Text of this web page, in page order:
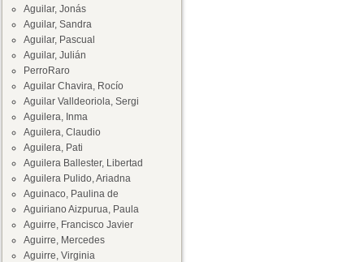
Aguilar, Jonás
Aguilar, Sandra
Aguilar, Pascual
Aguilar, Julián
PerroRaro
Aguilar Chavira, Rocío
Aguilar Valldeoriola, Sergi
Aguilera, Inma
Aguilera, Claudio
Aguilera, Pati
Aguilera Ballester, Libertad
Aguilera Pulido, Ariadna
Aguinaco, Paulina de
Aguiriano Aizpurua, Paula
Aguirre, Francisco Javier
Aguirre, Mercedes
Aguirre, Virginia